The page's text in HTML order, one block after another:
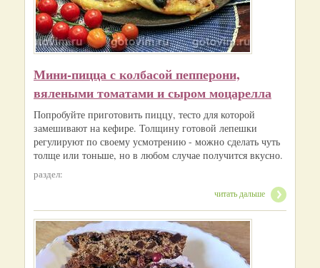
Мини-пицца с колбасой пепперони,
вялеными томатами и сыром моцарелла
Попробуйте приготовить пиццу, тесто для которой
замешивают на кефире. Толщину готовой лепешки
регулируют по своему усмотрению - можно сделать чуть
толще или тоньше, но в любом случае получится вкусно.
раздел:
читать дальше